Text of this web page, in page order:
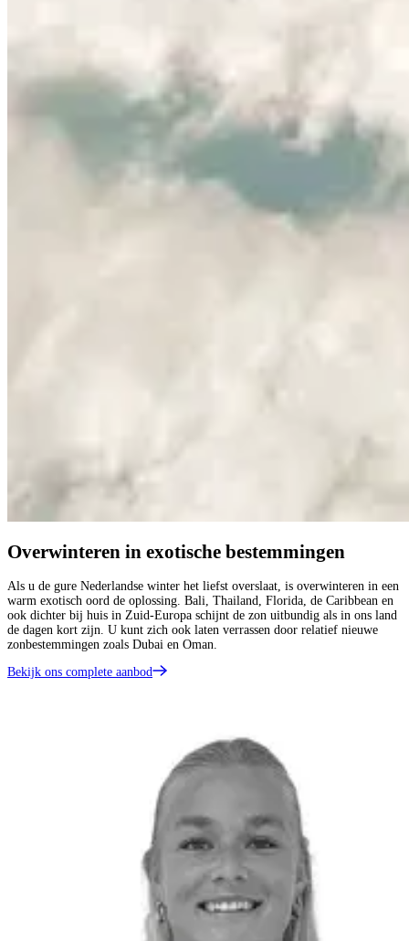
Overwinteren in exotische bestemmingen
Als u de gure Nederlandse winter het liefst overslaat, is overwinteren in een
warm exotisch oord de oplossing. Bali, Thailand, Florida, de Caribbean en
ook dichter bij huis in Zuid-Europa schijnt de zon uitbundig als in ons land
de dagen kort zijn. U kunt zich ook laten verrassen door relatief nieuwe
zonbestemmingen zoals Dubai en Oman.
Bekijk ons complete aanbod